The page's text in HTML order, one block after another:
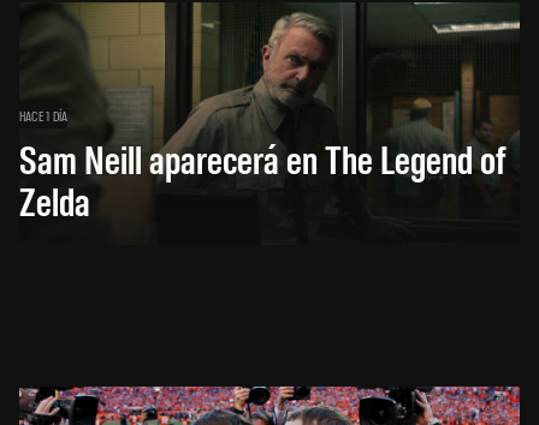
HACE 1 DÍA
Sam Neill aparecerá en The Legend of
Zelda